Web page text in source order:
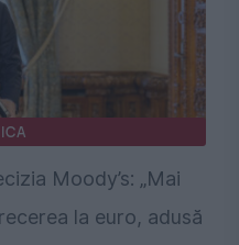
Moody’s: „Mai
la euro, adusă